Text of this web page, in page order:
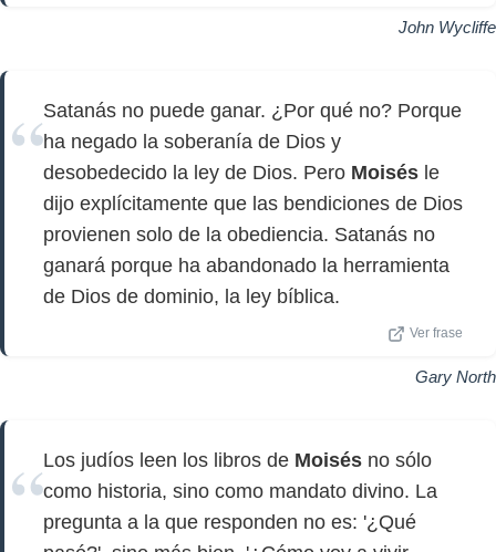
John Wycliffe
Satanás no puede ganar. ¿Por qué no? Porque
ha negado la soberanía de Dios y
desobedecido la ley de Dios. Pero Moisés le
dijo explícitamente que las bendiciones de Dios
provienen solo de la obediencia. Satanás no
ganará porque ha abandonado la herramienta
de Dios de dominio, la ley bíblica.
Ver frase
Gary North
Los judíos leen los libros de Moisés no sólo
como historia, sino como mandato divino. La
pregunta a la que responden no es: '¿Qué